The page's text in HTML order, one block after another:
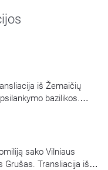
iš Žemaičių
bazilikos.
Mišias aukoja arkiv.
sako Vilniaus
Grušas. Transliacija iš